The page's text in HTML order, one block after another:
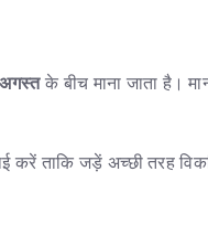
के बीच माना जाता है।
करें ताकि जड़ें अच्छी तरह